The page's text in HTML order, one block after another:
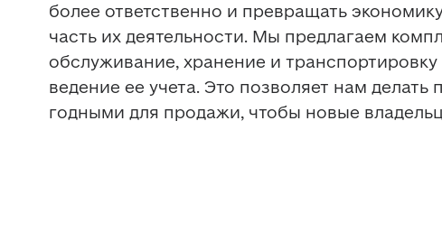
более ответственно и превращать
часть их деятельности. Мы предлагаем
обслуживание, хранение и
ведение ее учета. Это позволяет нам
годными для продажи, чтобы новые